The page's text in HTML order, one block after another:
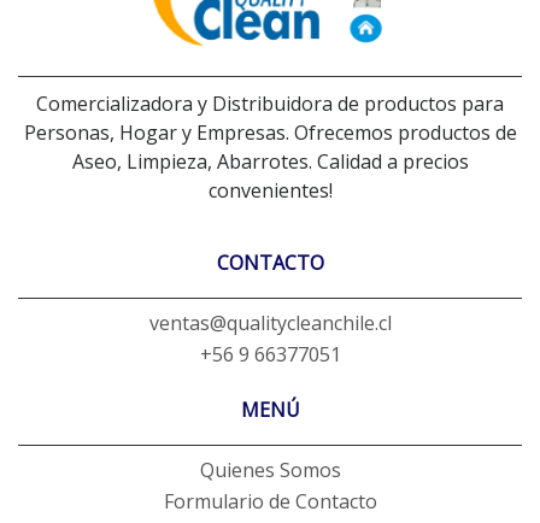
Comercializadora y Distribuidora de productos para
Personas, Hogar y Empresas. Ofrecemos productos de
Aseo, Limpieza, Abarrotes. Calidad a precios
convenientes!
CONTACTO
ventas@qualitycleanchile.cl
+56 9 66377051
MENÚ
Quienes Somos
Formulario de Contacto